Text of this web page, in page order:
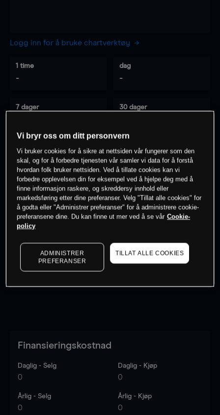
Logg inn for å bruke chartverktøy
1 time
-
dag
-
7 dager 30 dager
0% av kunder erpå dette instrumentet
Søk om konto
Kursene er veiledende.
Finansieringskostnad
Daglig - Selg
0
Daglig - Kjøp
0
Årlig - Selg
0
Årlig - Kjøp
0
Vi bryr oss om ditt personvern
Vi bruker cookies for å sikre at nettsiden vår fungerer som den
skal, og for å forbedre tjenesten vår samler vi data for å forstå
hvordan folk bruker nettsiden. Ved å tillate cookies kan vi
forbedre opplevelsen din for eksempel ved å hjelpe deg med å
finne informasjon raskere, og skreddersy innhold eller
markedsføring etter dine preferanser. Velg "Tillat alle cookies" for
å godta eller "Administrer preferanser" for å administrere cookie-
preferansene dine. Du kan finne ut mer ved å se vår Cookie-
policy
ADMINISTRER
PREFERANSER
TILLAT ALLE COOKIES